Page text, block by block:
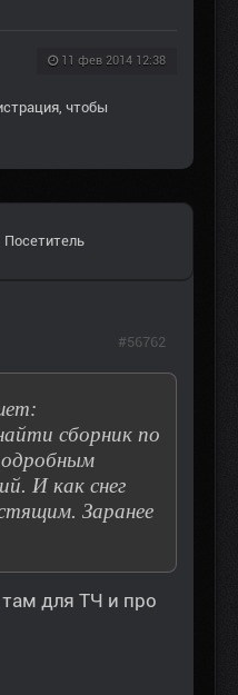
11 фев 2014 12:38
, чтобы
Посетитель
сборник по
И как снег
Заранее
там для ТЧ и про
#56762